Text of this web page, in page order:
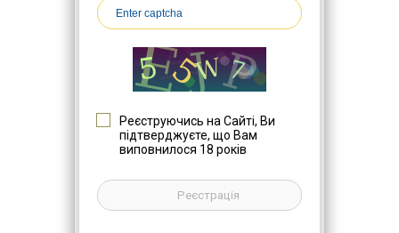
Реєструючись на Сайті, Ви
підтверджуєте, що Вам
виповнилося 18 років